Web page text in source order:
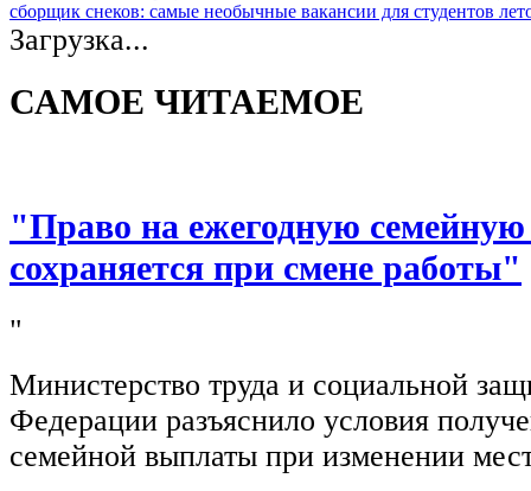
сборщик снеков: самые необычные вакансии для студентов
Загрузка...
САМОЕ ЧИТАЕМОЕ
"Право на ежегодную
сохраняется при смене работы"
"
Министерство труда и социальной
Федерации разъяснило условия
семейной выплаты при изменении